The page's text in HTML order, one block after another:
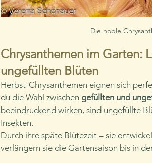
Die noble
Chrysanthemen im Garten:
ungefüllten Blüten
Herbst-Chrysanthemen eignen sich
du die Wahl zwischen gefüllten und
beeindruckend wirken, sind ungefüllte
Insekten.
Durch ihre späte Blütezeit – sie
verlängern sie die Gartensaison bis in